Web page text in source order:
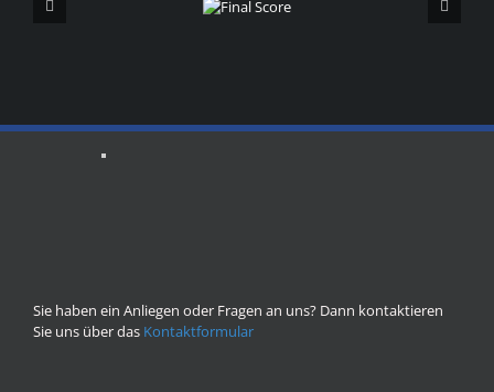
Sie haben ein Anliegen oder Fragen an uns? Dann kontaktieren
Sie uns über das Kontaktformular